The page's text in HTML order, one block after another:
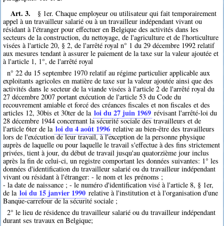
Art. 3.
§ 1er. Chaque employeur ou utilisateur qui fait temporairement
appel à un travailleur salarié ou à un travailleur indépendant vivant ou
résidant à l'étranger pour effectuer en Belgique des activités dans les
secteurs de la construction, du nettoyage, de l'agriculture et de l'horticulture
visées à l'article 20, § 2, de l'arrêté royal n° 1 du 29 décembre 1992 relatif
aux mesures tendant à assurer le paiement de la taxe sur la valeur ajoutée et
à l'article 1, 1°, de l'arrêté royal
n° 22 du 15 septembre 1970 relatif au régime particulier applicable aux
exploitants agricoles en matière de taxe sur la valeur ajoutée ainsi que des
activités dans le secteur de la viande visées à l'article 2 de l'arrêté royal du
27 décembre 2007 portant exécution de l'article 53 du Code du
recouvrement amiable et forcé des créances fiscales et non fiscales et des
articles 12, 30bis et 30ter de la loi du 27 juin 1969 révisant l'arrêté-loi du
28 décembre 1944 concernant la sécurité sociale des travailleurs et de
l'article 6ter de la loi du 4 août 1996 relative au bien-être des travailleurs
lors de l'exécution de leur travail, à l'exception de la personne physique
auprès de laquelle ou pour laquelle le travail s'effectue à des fins strictement
privées, tient à jour, du début de travail jusqu'au quatorzième jour inclus
après la fin de celui-ci, un registre comportant les données suivantes: 1° les
données d'identification du travailleur salarié ou du travailleur indépendant
vivant ou résidant à l'étranger: - le nom et les prénoms ;
- la date de naissance ; - le numéro d'identification visé à l'article 8, § 1er,
de la loi du 15 janvier 1990 relative à l'institution et à l'organisation d'une
Banque-carrefour de la sécurité sociale ;
2° le lieu de résidence du travailleur salarié ou du travailleur indépendant
durant ses travaux en Belgique;